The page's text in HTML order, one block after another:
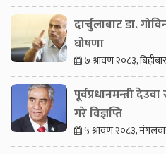
दार्चुलाबाट डा.
घोषणा
७ श्रावण २०८३,
पूर्वप्रधानमन्त्री
गरे विज्ञप्ति
५ श्रावण २०८३,